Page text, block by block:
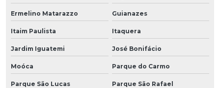
Ermelino Matarazzo Guianazes
Itaim Paulista Itaquera
Jardim Iguatemi José Bonifácio
Moóca Parque do Carmo
Parque São Lucas Parque São Rafael